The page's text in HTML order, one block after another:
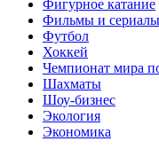
Фигурное катание
Фильмы и сериалы
Футбол
Хоккей
Чемпионат мира
Шахматы
Шоу-бизнес
Экология
Экономика